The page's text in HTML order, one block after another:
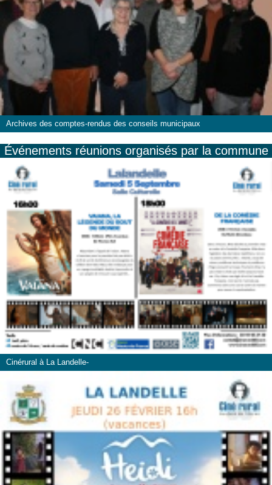
Archives des comptes-rendus des conseils municipaux
Événements réunions organisés par la commune
Cinérural à La Landelle-